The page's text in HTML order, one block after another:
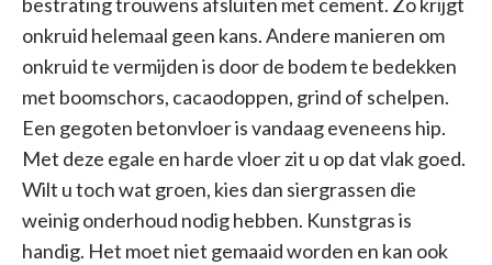
onkruid helemaal geen kans. Andere manieren om
onkruid te vermijden is door de bodem te bedekken
met boomschors, cacaodoppen, grind of schelpen.
Een gegoten betonvloer is vandaag eveneens hip.
Met deze egale en harde vloer zit u op dat vlak goed.
Wilt u toch wat groen, kies dan siergrassen die
weinig onderhoud nodig hebben. Kunstgras is
handig. Het moet niet gemaaid worden en kan ook